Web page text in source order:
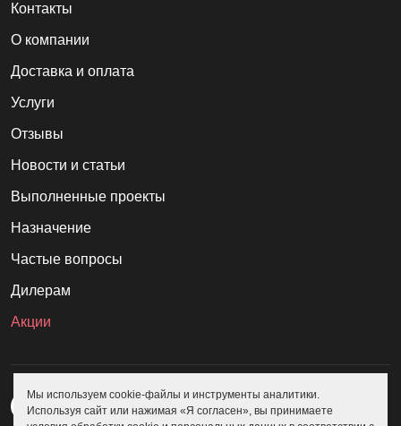
Контакты
О компании
Доставка и оплата
Услуги
Отзывы
Новости и статьи
Выполненные проекты
Назначение
Частые вопросы
Дилерам
Акции
Мы используем cookie-файлы и инструменты аналитики.
Используя сайт или нажимая «Я согласен», вы принимаете